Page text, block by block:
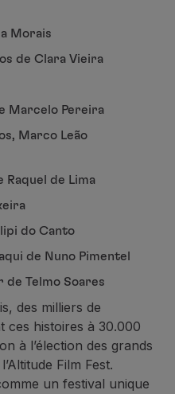
Morais
de Clara Vieira
Marcelo Pereira
Marco Leão
Raquel de Lima
do Canto
de Nuno Pimentel
de Telmo Soares
des milliers de
ces histoires à 30.000
à l’élection des grands
Film Fest.
un festival unique